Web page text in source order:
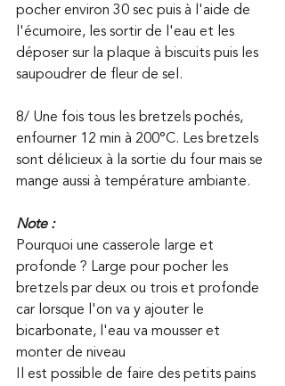
pocher environ 30 sec puis à l'aide de
l'écumoire, les sortir de l'eau et les
déposer sur la plaque à biscuits puis les
saupoudrer de fleur de sel.
8/ Une fois tous les bretzels pochés,
enfourner 12 min à 200°C. Les bretzels
sont délicieux à la sortie du four mais se
mange aussi à température ambiante.
Note :
Pourquoi une casserole large et
profonde ? Large pour pocher les
bretzels par deux ou trois et profonde
car lorsque l'on va y ajouter le
bicarbonate, l'eau va mousser et
monter de niveau
Il est possible de faire des petits pains